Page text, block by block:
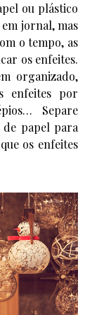
ou plástico
jornal, mas
o tempo, as
os enfeites.
organizado,
enfeites por
Separe
de papel para
os enfeites